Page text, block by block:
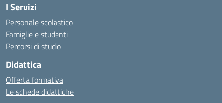
I Servizi
Personale scolastico
Famiglie e studenti
Percorsi di studio
Didattica
Offerta formativa
Le schede didattiche